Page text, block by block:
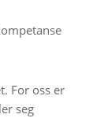
For oss er
seg